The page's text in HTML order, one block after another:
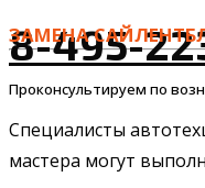
8-495-
Проконсультируем по
ЗАМЕНА
Специалисты
мастера могут